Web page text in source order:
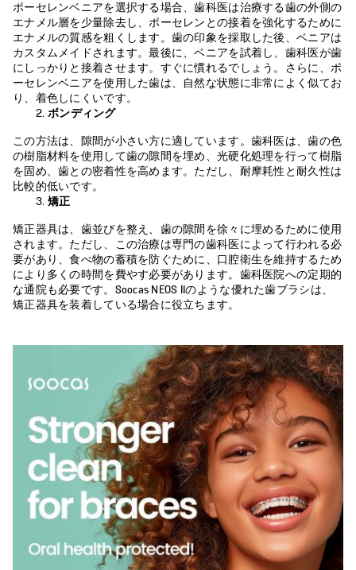
ポーセレンベニアを選択する場合、歯科医は治療する歯の外側の
エナメル層を少量除去し、ポーセレンとの接着を強化するために
エナメルの質感を粗くします。歯の印象を採取した後、ベニアは
カスタムメイドされます。最後に、ベニアを試着し、歯科医が歯
にしっかりと接着させます。すぐに慣れるでしょう。さらに、ポ
ーセレンベニアを使用した歯は、自然な状態に非常によく似てお
り、着色しにくいです。
ボンディング
この方法は、隙間が小さい方に適しています。歯科医は、歯の色
の樹脂材料を使用して歯の隙間を埋め、光硬化処理を行って樹脂
を固め、歯との密着性を高めます。ただし、耐摩耗性と耐久性は
比較的低いです。
矯正
矯正器具は、歯並びを整え、歯の隙間を徐々に埋めるために使用
されます。ただし、この治療は専門の歯科医によって行われる必
要があり、食べ物の蓄積を防ぐために、口腔衛生を維持するため
により多くの時間を費やす必要があります。歯科医院への定期的
な通院も必要です。Soocas NEOS IIのような優れた歯ブラシは、
矯正器具を装着している場合に役立ちます。